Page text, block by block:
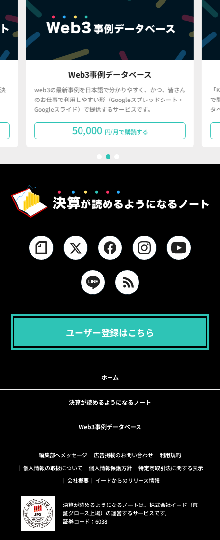
Web3事例データベース
web3の最新事例を日本語で分かりやすく、かつ、皆さん
のお仕事で利用しやすい形（Googleスプレッドシート・
Googleスライド）で提供するサービスです。
50,000 円/月で購読する
で
タ
ユーザー登録はこちら
ホーム
決算が読めるようになるノート
Web3事例データベース
編集部へメッセージ 広告掲載のお問い合わせ
利用規約
個人情報の取扱について
個人情報保護方針
特定商取引法に関する表示
会社概要
イードからのリリース情報
決算が読めるようになるノートは、株式会社イード（東
証グロース上場）の運営するサービスです。
証券コード：6038